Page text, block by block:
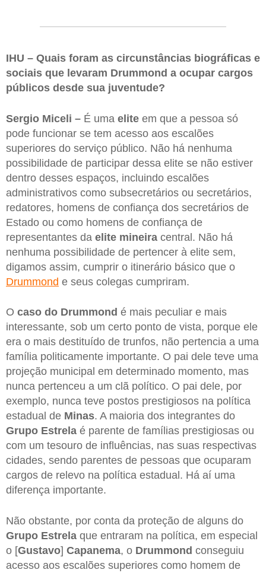
IHU – Quais foram as circunstâncias biográficas e
sociais que levaram Drummond a ocupar cargos
públicos desde sua juventude?
Sergio Miceli – É uma elite em que a pessoa só
pode funcionar se tem acesso aos escalões
superiores do serviço público. Não há nenhuma
possibilidade de participar dessa elite se não estiver
dentro desses espaços, incluindo escalões
administrativos como subsecretários ou secretários,
redatores, homens de confiança dos secretários de
Estado ou como homens de confiança de
representantes da elite mineira central. Não há
nenhuma possibilidade de pertencer à elite sem,
digamos assim, cumprir o itinerário básico que o
Drummond e seus colegas cumpriram.
O caso do Drummond é mais peculiar e mais
interessante, sob um certo ponto de vista, porque ele
era o mais destituído de trunfos, não pertencia a uma
família politicamente importante. O pai dele teve uma
projeção municipal em determinado momento, mas
nunca pertenceu a um clã político. O pai dele, por
exemplo, nunca teve postos prestigiosos na política
estadual de Minas. A maioria dos integrantes do
Grupo Estrela é parente de famílias prestigiosas ou
com um tesouro de influências, nas suas respectivas
cidades, sendo parentes de pessoas que ocuparam
cargos de relevo na política estadual. Há aí uma
diferença importante.
Não obstante, por conta da proteção de alguns do
Grupo Estrela que entraram na política, em especial
o [Gustavo] Capanema, o Drummond conseguiu
acesso aos escalões superiores como homem de